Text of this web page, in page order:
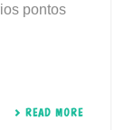
pontos
READ MORE